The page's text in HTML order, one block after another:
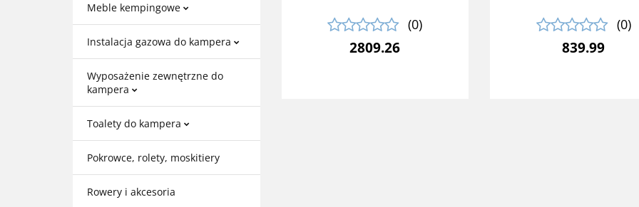
Meble kempingowe
Instalacja gazowa do kampera
Wyposażenie zewnętrzne do
kampera
Toalety do kampera
Pokrowce, rolety, moskitiery
Rowery i akcesoria
(0)
2809.26
(0)
839.99